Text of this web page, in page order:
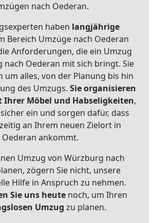
nach Oederan.
haben langjährige
Bereich Umzüge nach Oederan
Anforderungen, die ein Umzug
nach Oederan mit sich bringt. Sie
um alles, von der Planung bis hin
des Umzugs. Sie organisieren
Ihrer Möbel und Habseligkeiten,
ein und sorgen dafür, dass
an Ihrem neuen Zielort in
Oederan ankommt.
Umzug von Würzburg nach
zögern Sie nicht, unsere
Hilfe in Anspruch zu nehmen.
Sie uns heutenoch, um Ihren
Umzug zu planen.